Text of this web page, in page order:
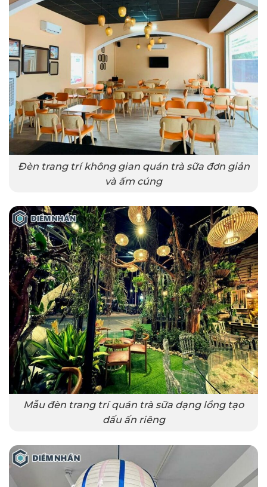
Đèn trang trí không gian quán trà sữa đơn giản
và ấm cúng
Mẫu đèn trang trí quán trà sữa dạng lồng tạo
dấu ấn riêng